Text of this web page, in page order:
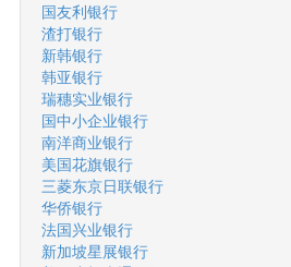
国友利银行
渣打银行
新韩银行
韩亚银行
瑞穗实业银行
国中小企业银行
南洋商业银行
美国花旗银行
三菱东京日联银行
华侨银行
法国兴业银行
新加坡星展银行